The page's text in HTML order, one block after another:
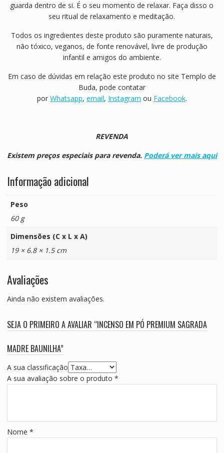
guarda dentro de si. É o seu momento de relaxar. Faça disso o
seu ritual de relaxamento e meditação.
Todos os ingredientes deste produto são puramente naturais,
não tóxico, veganos, de fonte renovável, livre de produção
infantil e amigos do ambiente.
Em caso de dúvidas em relação este produto no site Templo de
Buda, pode contatar
por Whatsapp, email, Instagram ou Facebook.
REVENDA
Existem preços especiais para revenda. Poderá ver mais aqui
Informação adicional
Peso
60 g
Dimensões (C x L x A)
19 × 6.8 × 1.5 cm
Avaliações
Ainda não existem avaliações.
SEJA O PRIMEIRO A AVALIAR “INCENSO EM PÓ PREMIUM SAGRADA
MADRE BAUNILHA”
A sua classificação
A sua avaliação sobre o produto *
Nome *